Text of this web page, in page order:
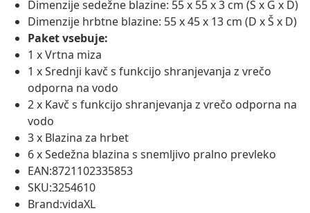
Dimenzije sedežne blazine: 55 x 55 x 3 cm (Š x G x D)
Dimenzije hrbtne blazine: 55 x 45 x 13 cm (D x Š x D)
Paket vsebuje:
1 x Vrtna miza
1 x Srednji kavč s funkcijo shranjevanja z vrečo
odporna na vodo
2 x Kavč s funkcijo shranjevanja z vrečo odporna na
vodo
3 x Blazina za hrbet
6 x Sedežna blazina s snemljivo pralno prevleko
EAN:8721102335853
SKU:3254610
Brand:vidaXL